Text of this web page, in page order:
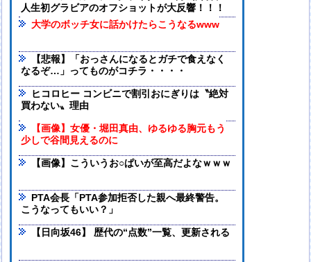
人生初グラビアのオフショットが大反響！！！
大学のボッチ女に話かけたらこうなるwww
【悲報】「おっさんになるとガチで食えなく
なるぞ…」ってものがコチラ・・・・
ヒコロヒー コンビニで割引おにぎりは〝絶対
買わない〟理由
【画像】女優・堀田真由、ゆるゆる胸元もう
少しで谷間見えるのに
【画像】こういうお○ぱいが至高だよなｗｗｗ
PTA会長「PTA参加拒否した親へ最終警告。
こうなってもいい？」
【日向坂46】 歴代の“点数”一覧、更新される